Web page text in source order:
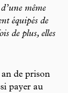
même
équipés de
de plus, elles
de prison
payer au